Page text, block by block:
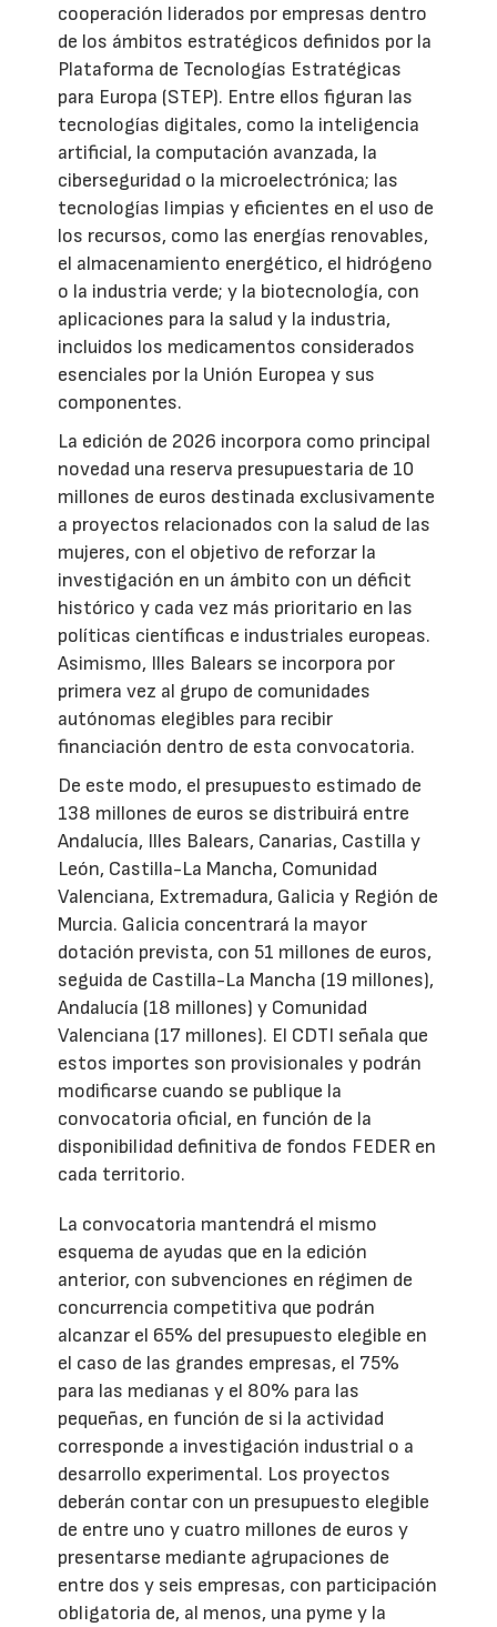
cooperación liderados por empresas dentro
de los ámbitos estratégicos definidos por la
Plataforma de Tecnologías Estratégicas
para Europa (STEP). Entre ellos figuran las
tecnologías digitales, como la inteligencia
artificial, la computación avanzada, la
ciberseguridad o la microelectrónica; las
tecnologías limpias y eficientes en el uso de
los recursos, como las energías renovables,
el almacenamiento energético, el hidrógeno
o la industria verde; y la biotecnología, con
aplicaciones para la salud y la industria,
incluidos los medicamentos considerados
esenciales por la Unión Europea y sus
componentes.
La edición de 2026 incorpora como principal
novedad una reserva presupuestaria de 10
millones de euros destinada exclusivamente
a proyectos relacionados con la salud de las
mujeres, con el objetivo de reforzar la
investigación en un ámbito con un déficit
histórico y cada vez más prioritario en las
políticas científicas e industriales europeas.
Asimismo, Illes Balears se incorpora por
primera vez al grupo de comunidades
autónomas elegibles para recibir
financiación dentro de esta convocatoria.
De este modo, el presupuesto estimado de
138 millones de euros se distribuirá entre
Andalucía, Illes Balears, Canarias, Castilla y
León, Castilla-La Mancha, Comunidad
Valenciana, Extremadura, Galicia y Región de
Murcia. Galicia concentrará la mayor
dotación prevista, con 51 millones de euros,
seguida de Castilla-La Mancha (19 millones),
Andalucía (18 millones) y Comunidad
Valenciana (17 millones). El CDTI señala que
estos importes son provisionales y podrán
modificarse cuando se publique la
convocatoria oficial, en función de la
disponibilidad definitiva de fondos FEDER en
cada territorio.
La convocatoria mantendrá el mismo
esquema de ayudas que en la edición
anterior, con subvenciones en régimen de
concurrencia competitiva que podrán
alcanzar el 65% del presupuesto elegible en
el caso de las grandes empresas, el 75%
para las medianas y el 80% para las
pequeñas, en función de si la actividad
corresponde a investigación industrial o a
desarrollo experimental. Los proyectos
deberán contar con un presupuesto elegible
de entre uno y cuatro millones de euros y
presentarse mediante agrupaciones de
entre dos y seis empresas, con participación
obligatoria de, al menos, una pyme y la